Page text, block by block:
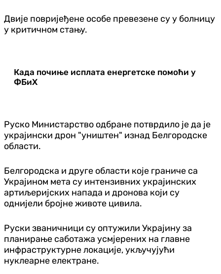
Двије повријеђене особе превезене су у болницу
у критичном стању.
Када почиње исплата енергетске помоћи у
ФБиХ
Руско Министарство одбране потврдило је да је
украјински дрон "уништен" изнад Белгородске
области.
Белгородска и друге области које граниче са
Украјином мета су интензивних украјинских
артиљеријских напада и дронова који су
однијели бројне животе цивила.
Руски званичници су оптужили Украјину за
планирање саботажа усмјерених на главне
инфраструктурне локације, укључујући
нуклеарне електране.